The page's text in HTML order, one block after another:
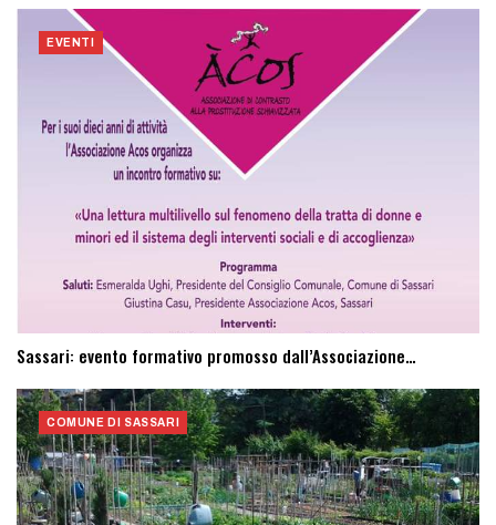
EVENTI
Sassari: evento formativo promosso dall’Associazione…
COMUNE DI SASSARI